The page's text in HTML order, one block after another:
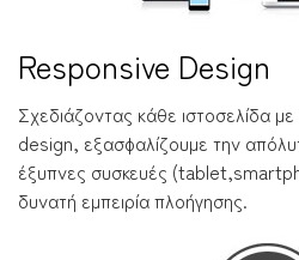
Responsive Design
Σχεδιάζοντας κάθε ιστοσελίδα
design, εξασφαλίζουμε την
έξυπνες συσκευές
δυνατή εμπειρία πλοήγησης.